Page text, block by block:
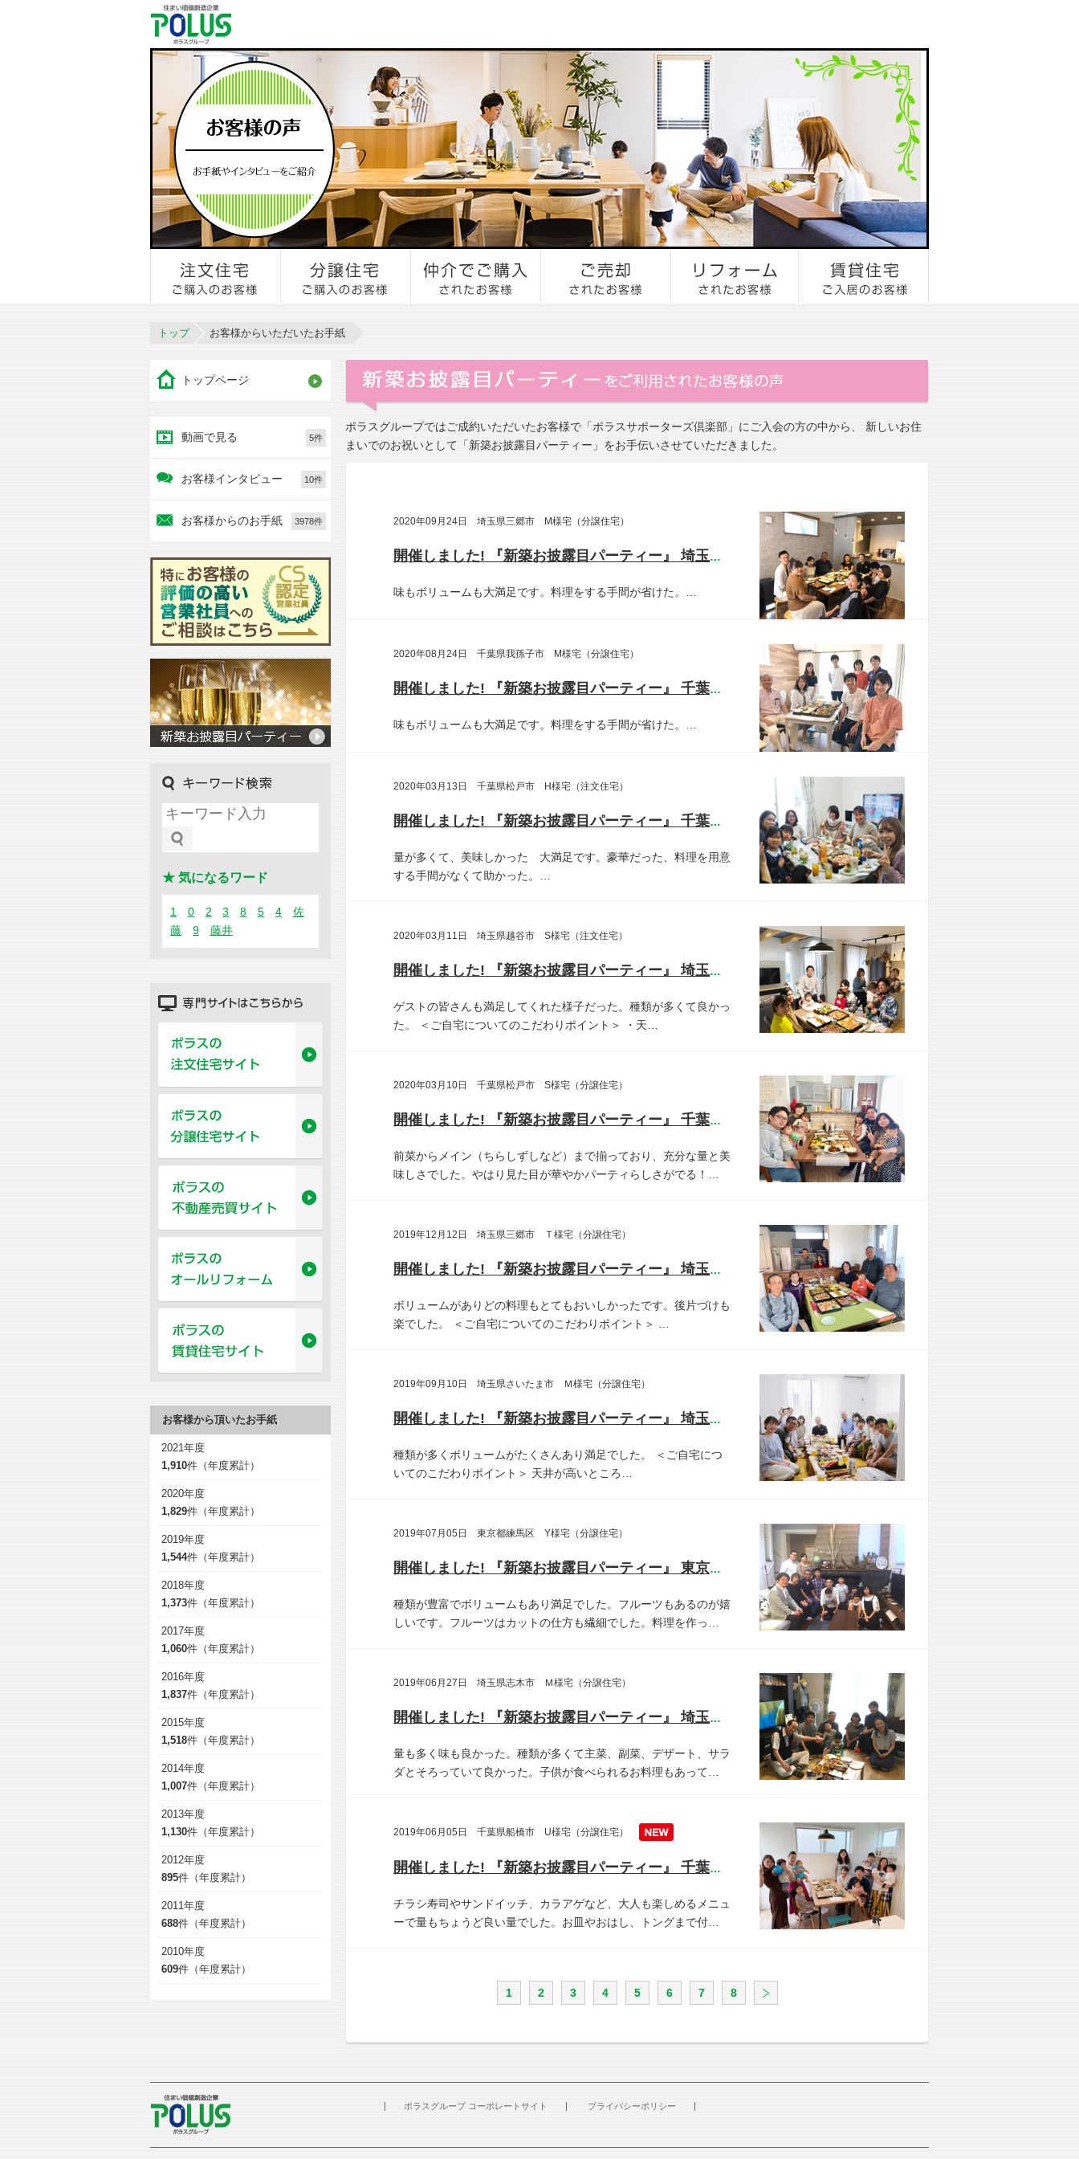
トップ お客様からいただいたお手紙
ポラスグループではご成約いただいたお客様で「ポラスサポーターズ倶楽部」にご入会の方の中から、 新しいお住
まいでのお祝いとして「新築お披露目パーティー」をお手伝いさせていただきました。
2020年09月24日 埼玉県三郷市 M様宅（分譲住宅）
開催しました! 『新築お披露目パーティー』 埼玉県三郷市 M様宅
味もボリュームも大満足です。料理をする手間が省けた。…
2020年08月24日 千葉県我孫子市 M様宅（分譲住宅）
開催しました! 『新築お披露目パーティー』 千葉県我孫子市 M様宅
味もボリュームも大満足です。料理をする手間が省けた。…
2020年03月13日 千葉県松戸市 H様宅（注文住宅）
開催しました! 『新築お披露目パーティー』 千葉県松戸市 H様宅
量が多くて、美味しかった 大満足です。豪華だった、料理を用意
する手間がなくて助かった。…
2020年03月11日 埼玉県越谷市 S様宅（注文住宅）
開催しました! 『新築お披露目パーティー』 埼玉県越谷市 S様宅
ゲストの皆さんも満足してくれた様子だった。種類が多くて良かっ
た。
＜ご自宅についてのこだわりポイント＞ ・天…
2020年03月10日 千葉県松戸市 S様宅（分譲住宅）
開催しました! 『新築お披露目パーティー』 千葉県松戸市 S様宅
前菜からメイン（ちらしずしなど）まで揃っており、充分な量と美
味しさでした。やはり見た目が華やかパーティらしさがでる！…
2019年12月12日 埼玉県三郷市 Ｔ様宅（分譲住宅）
開催しました! 『新築お披露目パーティー』 埼玉県三郷市 T様宅
ボリュームがありどの料理もとてもおいしかったです。後片づけも
楽でした。
＜ご自宅についてのこだわりポイント＞
2019年09月10日 埼玉県さいたま市 Ｍ様宅（分譲住宅）
開催しました! 『新築お披露目パーティー』 埼玉県さいたま市 M様宅
種類が多くボリュームがたくさんあり満足でした。
＜ご自宅につ
いてのこだわりポイント＞ 天井が高いところ…
2019年07月05日 東京都練馬区 Y様宅（分譲住宅）
開催しました! 『新築お披露目パーティー』 東京都練馬区 Y様宅
種類が豊富でボリュームもあり満足でした。フルーツもあるのが嬉
しいです。フルーツはカットの仕方も繊細でした。料理を作っ…
2019年06月27日 埼玉県志木市 Ｍ様宅（分譲住宅）
開催しました! 『新築お披露目パーティー』 埼玉県志木市 M様宅
量も多く味も良かった。種類が多くて主菜、副菜、デザート、サラ
ダとそろっていて良かった。子供が食べられるお料理もあって…
2019年06月05日 千葉県船橋市 U様宅（分譲住宅）
開催しました! 『新築お披露目パーティー』 千葉県船橋市 U様宅
チラシ寿司やサンドイッチ、カラアゲなど、大人も楽しめるメニュ
ーで量もちょうど良い量でした。お皿やおはし、トングまで付…
1 2 3 4 5 6 7 8
トップページ
動画で見る 5件
お客様インタビュー 10件
お客様からのお手紙 3978件
★ 気になるワード
1 0 2 3 8 5 4
佐
藤
9 藤井
お客様から頂いたお手紙
2021年度
1,910件（年度累計）
2020年度
1,829件（年度累計）
2019年度
1,544件（年度累計）
2018年度
1,373件（年度累計）
2017年度
1,060件（年度累計）
2016年度
1,837件（年度累計）
2015年度
1,518件（年度累計）
2014年度
1,007件（年度累計）
2013年度
1,130件（年度累計）
2012年度
895件（年度累計）
2011年度
688件（年度累計）
2010年度
609件（年度累計）
ポラスグループ コーポレートサイト
プライバシーポリシー